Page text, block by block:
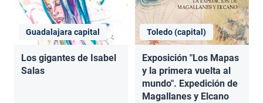
Guadalajara capital
Los gigantes de Isabel
Salas
Toledo (capital)
Exposición "Los Mapas
y la primera vuelta al
mundo". Expedición de
Magallanes y Elcano